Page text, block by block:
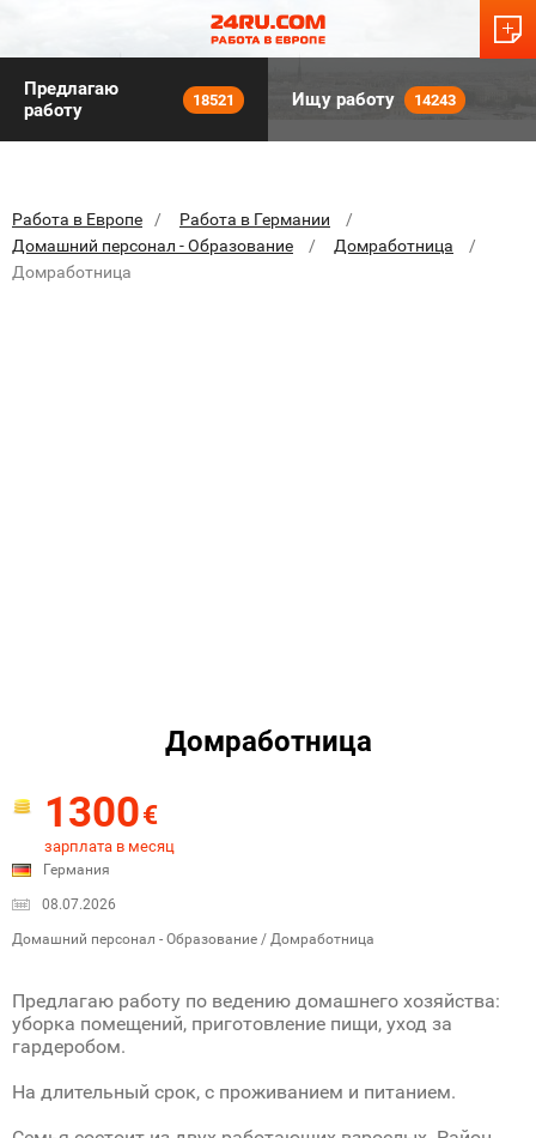
Предлагаю
работу
18521 Ищу работу 14243
Работа в Европе
Работа в Германии
Домашний персонал - Образование
Домработница
Домработница
Домработница
1300€
зарплата в месяц
Германия
08.07.2026
Домашний персонал - Образование / Домработница
Предлагаю работу по ведению домашнего хозяйства:
уборка помещений, приготовление пищи, уход за
гардеробом.
На длительный срок, с проживанием и питанием.